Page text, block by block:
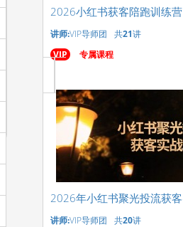
2026小红书获客陪跑训练营
讲师:VIP导师团 共21讲
VIP
专属课程
2026年小红书聚光投流获
讲师:VIP导师团 共20讲